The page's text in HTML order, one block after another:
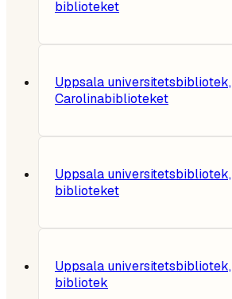
biblioteket
Uppsala universitetsbibliotek,
Carolinabiblioteket
Uppsala
biblioteket
Uppsala
bibliotek